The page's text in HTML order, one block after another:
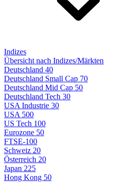
Indizes
Übersicht nach Indizes/Märkten
Deutschland 40
Deutschland Small Cap 70
Deutschland Mid Cap 50
Deutschland Tech 30
USA Industrie 30
USA 500
US Tech 100
Eurozone 50
FTSE-100
Schweiz 20
Österreich 20
Japan 225
Hong Kong 50